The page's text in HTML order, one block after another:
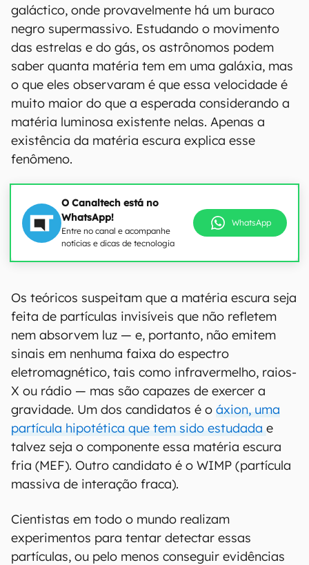
galáctico, onde provavelmente há um buraco
negro supermassivo. Estudando o movimento
das estrelas e do gás, os astrônomos podem
saber quanta matéria tem em uma galáxia, mas
o que eles observaram é que essa velocidade é
muito maior do que a esperada considerando a
matéria luminosa existente nelas. Apenas a
existência da matéria escura explica esse
fenômeno.
O Canaltech está no
WhatsApp!
Entre no canal e acompanhe
notícias e dicas de tecnologia
WhatsApp
00:00/04:07
Os teóricos suspeitam que a matéria escura seja
feita de partículas invisíveis que não refletem
nem absorvem luz — e, portanto, não emitem
sinais em nenhuma faixa do espectro
eletromagnético, tais como infravermelho, raios-
X ou rádio — mas são capazes de exercer a